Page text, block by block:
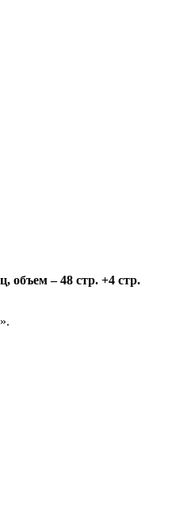
объем – 48 стр. +4 стр.